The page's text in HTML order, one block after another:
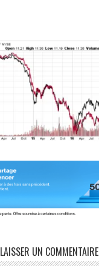
LAISSER UN COMMENTAIRE